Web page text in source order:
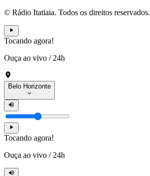
© Rádio Itatiaia. Todos os direitos reservados.
Tocando agora!
Ouça ao vivo / 24h
Belo Horizonte
Tocando agora!
Ouça ao vivo / 24h